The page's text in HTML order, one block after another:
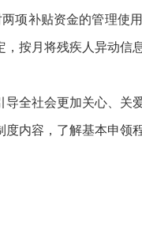
项补贴资金的管理使
按月将残疾人异动信
全社会更加关心、
内容，了解基本申领